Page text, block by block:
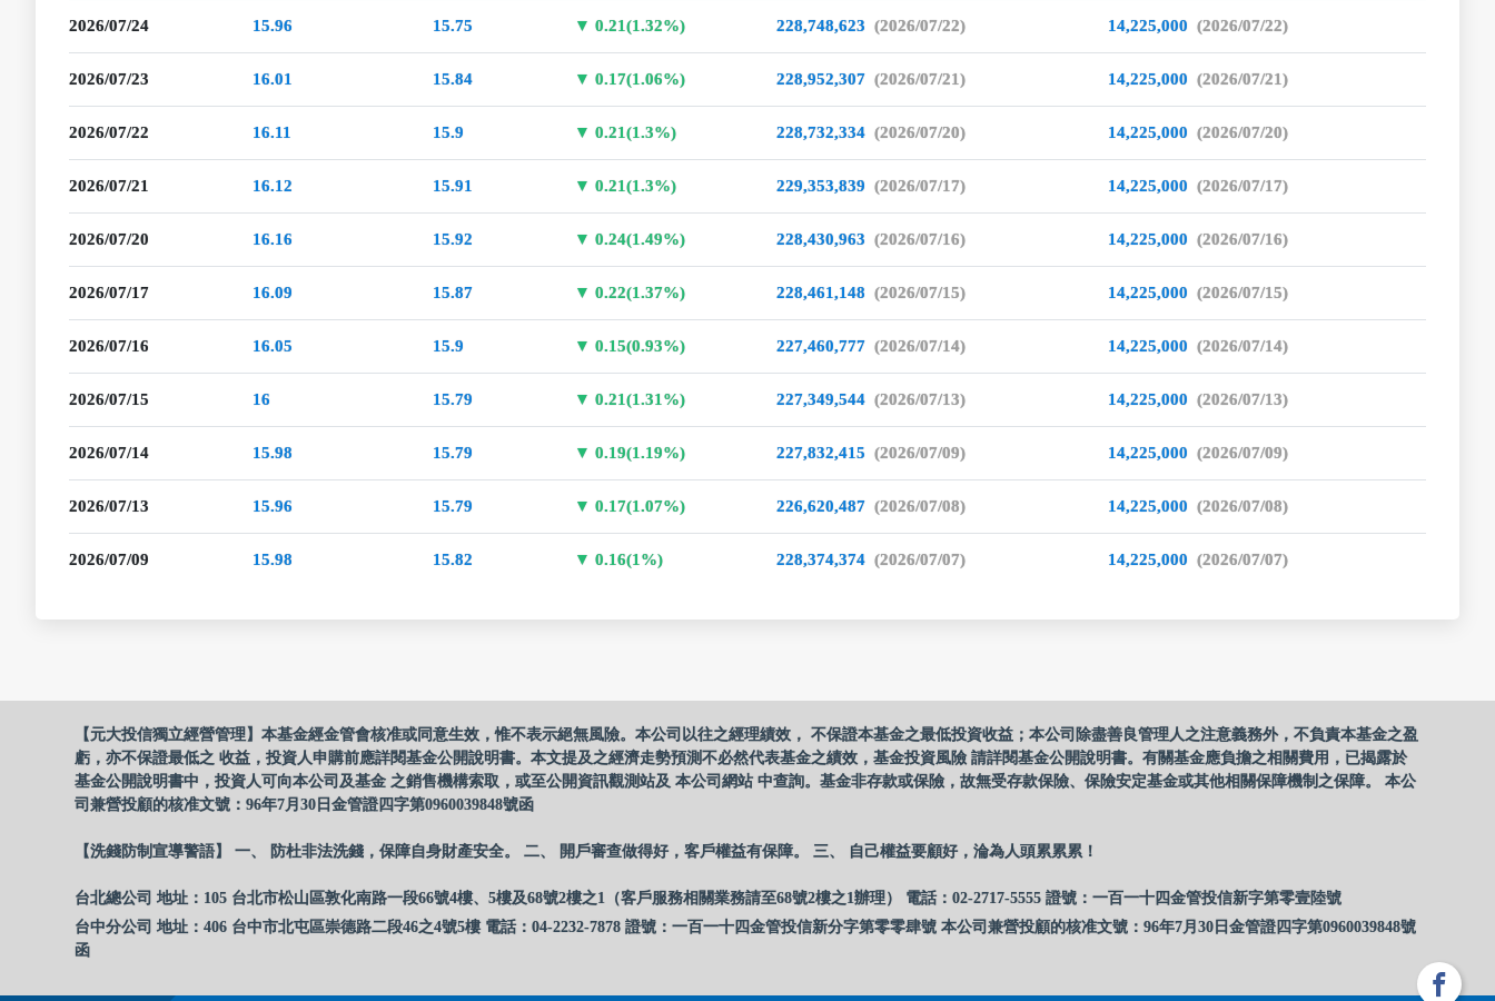
2026/07/24 15.96 15.75 0.21(1.32%) 228,748,623 (2026/07/22) 14,225,000 (2026/07/22)
2026/07/23 16.01 15.84 0.17(1.06%) 228,952,307 (2026/07/21) 14,225,000 (2026/07/21)
2026/07/22 16.11 15.9 0.21(1.3%) 228,732,334 (2026/07/20) 14,225,000 (2026/07/20)
2026/07/21 16.12 15.91 0.21(1.3%) 229,353,839 (2026/07/17) 14,225,000 (2026/07/17)
2026/07/20 16.16 15.92 0.24(1.49%) 228,430,963 (2026/07/16) 14,225,000 (2026/07/16)
2026/07/17 16.09 15.87 0.22(1.37%) 228,461,148 (2026/07/15) 14,225,000 (2026/07/15)
2026/07/16 16.05 15.9 0.15(0.93%) 227,460,777 (2026/07/14) 14,225,000 (2026/07/14)
2026/07/15 16 15.79 0.21(1.31%) 227,349,544 (2026/07/13) 14,225,000 (2026/07/13)
2026/07/14 15.98 15.79 0.19(1.19%) 227,832,415 (2026/07/09) 14,225,000 (2026/07/09)
2026/07/13 15.96 15.79 0.17(1.07%) 226,620,487 (2026/07/08) 14,225,000 (2026/07/08)
2026/07/09 15.98 15.82 0.16(1%) 228,374,374 (2026/07/07) 14,225,000 (2026/07/07)
【元大投信獨立經營管理】本基金經金管會核准或同意生效，惟不表示絕無風險。本公司以往之經理績效， 不保證本基金之最低投資收益；本公司除盡善良管理人之注意義務外，不負責本基金之盈
虧，亦不保證最低之 收益，投資人申購前應詳閱基金公開說明書。本文提及之經濟走勢預測不必然代表基金之績效，基金投資風險 請詳閱基金公開說明書。有關基金應負擔之相關費用，已揭露於
基金公開說明書中，投資人可向本公司及基金 之銷售機構索取，或至公開資訊觀測站及 本公司網站 中查詢。基金非存款或保險，故無受存款保險、保險安定基金或其他相關保障機制之保障。 本公
司兼營投顧的核准文號：96年7月30日金管證四字第0960039848號函
【洗錢防制宣導警語】 一、 防杜非法洗錢，保障自身財產安全。 二、 開戶審查做得好，客戶權益有保障。 三、 自己權益要顧好，淪為人頭累累累！
台北總公司 地址：105 台北市松山區敦化南路一段66號4樓、5樓及68號2樓之1（客戶服務相關業務請至68號2樓之1辦理） 電話：02-2717-5555 證號：一百一十四金管投信新字第零壹陸號
台中分公司 地址：406 台中市北屯區崇德路二段46之4號5樓 電話：04-2232-7878 證號：一百一十四金管投信新分字第零零肆號 本公司兼營投顧的核准文號：96年7月30日金管證四字第0960039848號
函